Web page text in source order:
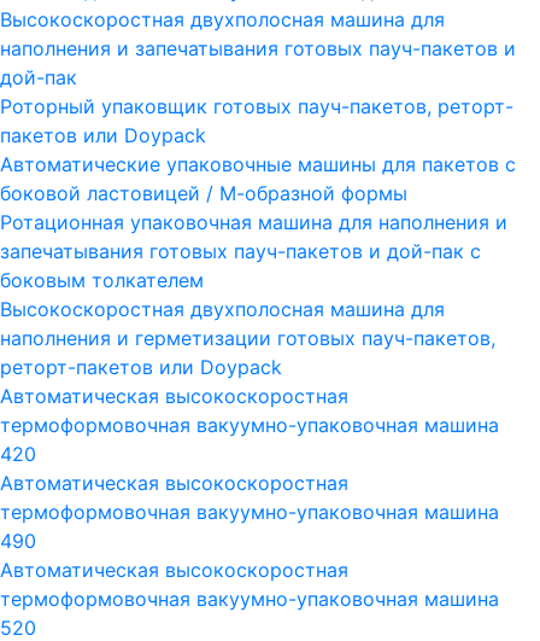
Высокоскоростная двухполосная машина для
наполнения и запечатывания готовых пауч-пакетов и
дой-пак
Роторный упаковщик готовых пауч-пакетов, реторт-
пакетов или Doypack
Автоматические упаковочные машины для пакетов с
боковой ластовицей / М-образной формы
Ротационная упаковочная машина для наполнения и
запечатывания готовых пауч-пакетов и дой-пак с
боковым толкателем
Высокоскоростная двухполосная машина для
наполнения и герметизации готовых пауч-пакетов,
реторт-пакетов или Doypack
Автоматическая высокоскоростная
термоформовочная вакуумно-упаковочная машина
420
Автоматическая высокоскоростная
термоформовочная вакуумно-упаковочная машина
490
Автоматическая высокоскоростная
термоформовочная вакуумно-упаковочная машина
520